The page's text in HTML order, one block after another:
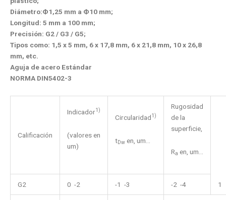
Diámetro:Ф1,25 mm a Ф10 mm;
Longitud: 5 mm a 100 mm;
Precisión: G2 / G3 / G5;
Tipos como: 1,5 x 5 mm, 6 x 17,8 mm, 6 x 21,8 mm, 10 x 26,8
mm, etc.
Aguja de acero Estándar
NORMA DIN5402-3
Calificación
Indicador1)
(valores en
um)
Circularidad1)
tDw en, um...
Rugosidad
de la
superficie,
Ra en, um...
G2 0 -2 -1 -3 -2 -4 1